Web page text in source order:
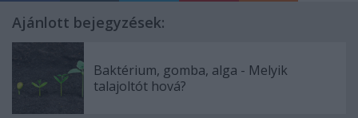
Ajánlott bejegyzések:
Baktérium, gomba, alga - Melyik
talajoltót hová?